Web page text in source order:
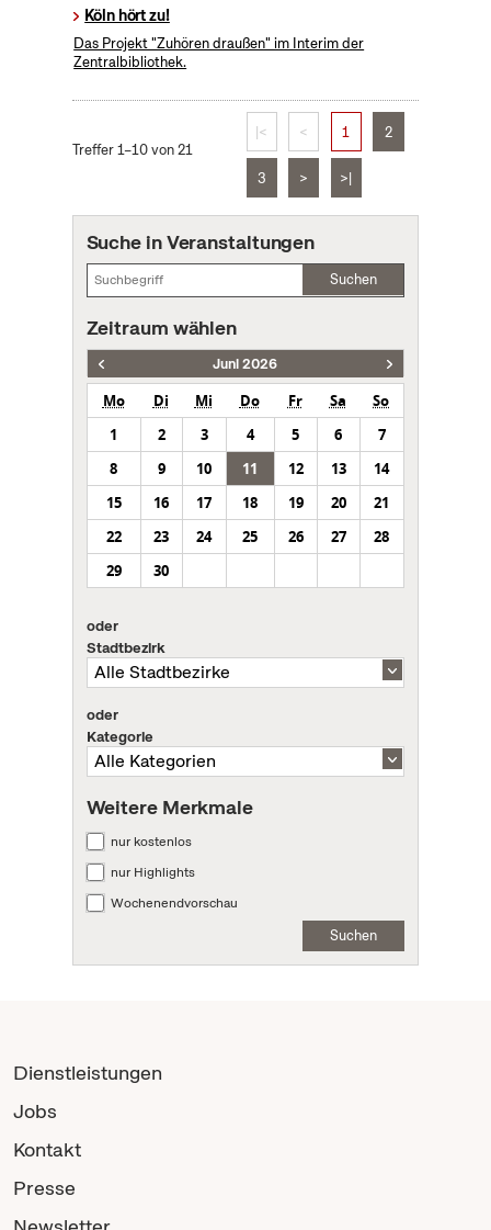
Köln hört zu!
Das Projekt "Zuhören draußen" im Interim der
Zentralbibliothek.
Treffer 1–10 von 21
|< < 1 2
3 > >|
Suche in Veranstaltungen
Suchen
Zeitraum wählen
Juni 2026
Mo Di Mi Do Fr Sa
So
1
2 3 4 5 6
7
8
9 10 11 12 13
14
15
16 17 18 19 20
21
22
23 24 25 26 27
28
29
30
oder
Stadtbezirk
oder
Kategorie
Weitere Merkmale
nur kostenlos
nur Highlights
Wochenendvorschau
Suchen
Dienstleistungen
Jobs
Kontakt
Presse